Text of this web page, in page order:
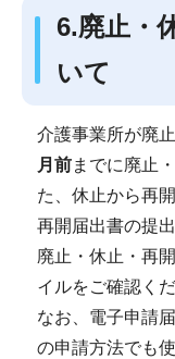
6.廃止・
いて
介護事業所が廃
月前までに廃止
た、休止から再
再開届出書の提
廃止・休止・再
イルをご確認くだ
なお、電子申請
の申請方法でも